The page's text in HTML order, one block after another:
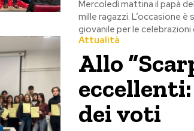
Mercoledì mattina il papà
mille ragazzi. L’occasione
giovanile per le celebrazioni
Attualità
Allo
dei voti